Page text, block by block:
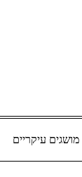
מושגים עיקריים